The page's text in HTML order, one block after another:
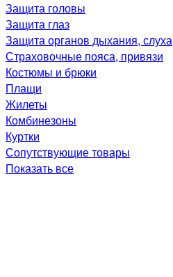
Защита головы
Защита глаз
Защита органов дыхания, слуха
Страховочные пояса, привязи
Костюмы и брюки
Плащи
Жилеты
Комбинезоны
Куртки
Сопутствующие товары
Показать все